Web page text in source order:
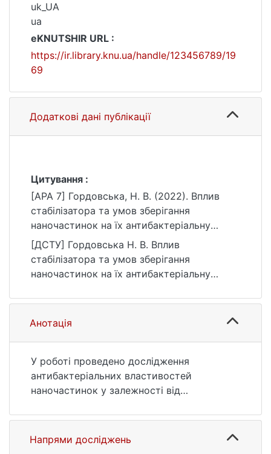
uk_UA
ua
eKNUTSHIR URL :
https://ir.library.knu.ua/handle/123456789/19
69
Додаткові дані публікації
Цитування :
[APA 7] Гордовська, Н. В. (2022). Вплив
стабілізатора та умов зберігання
наночастинок на їх антибактеріальну
активність [Бакалаврська робота,
Київський національний університет імені
Тараса Шевченка]. eKNUTSHIR.
https://ir.library.knu.ua/handle/123456789/19
69
[ДСТУ] Гордовська Н. В. Вплив
стабілізатора та умов зберігання
наночастинок на їх антибактеріальну
бакалавра : 09 Біологія. Київ, 2022. 52 с.
URL:
https://ir.library.knu.ua/handle/123456789/19
Анотація
У роботі проведено дослідження
антибактеріальних властивостей
наночастинок у залежності від
Встановлено, що існує нелінійна
залежність коефіцієнтів агрегації
наночастинок від температури зберігання;
Напрями досліджень